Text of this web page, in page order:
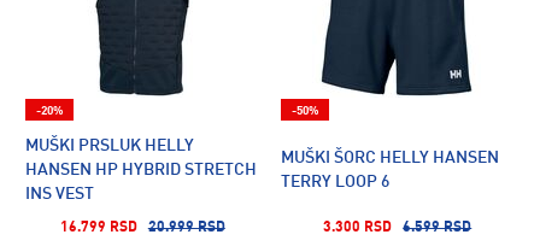
MUŠKI PRSLUK HELLY
HANSEN HP HYBRID STRETCH
INS VEST
16.799 RSD 20.999 RSD
-20%
MUŠKI ŠORC HELLY HANSEN
TERRY LOOP 6
3.300 RSD 6.599 RSD
-50%